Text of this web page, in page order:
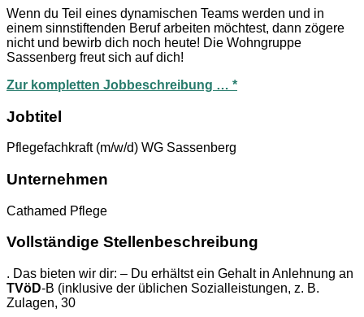
Wenn du Teil eines dynamischen Teams werden und in
einem sinnstiftenden Beruf arbeiten möchtest, dann zögere
nicht und bewirb dich noch heute! Die Wohngruppe
Sassenberg freut sich auf dich!
Zur kompletten Jobbeschreibung … *
Jobtitel
Pflegefachkraft (m/w/d) WG Sassenberg
Unternehmen
Cathamed Pflege
Vollständige Stellenbeschreibung
. Das bieten wir dir: – Du erhältst ein Gehalt in Anlehnung an
TVöD-B (inklusive der üblichen Sozialleistungen, z. B.
Zulagen, 30